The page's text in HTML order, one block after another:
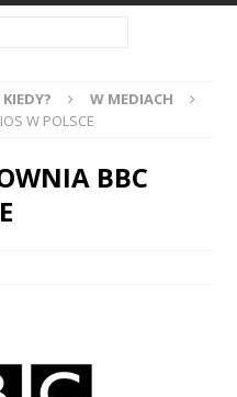
W MEDIACH
W POLSCE
BBC